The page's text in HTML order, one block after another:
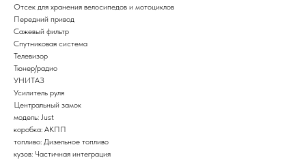
Отсек для хранения велосипедов и мотоциклов
Передний привод
Сажевый фильтр
Спутниковая система
Телевизор
Тюнер/радио
УНИТАЗ
Усилитель руля
Центральный замок
модель: Just
коробка: АКПП
топливо: Дизельное топливо
кузов: Частичная интеграция